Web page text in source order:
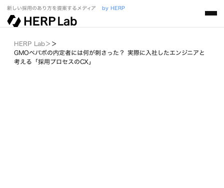
新しい採用のあり方を提案するメディア by HERP
HERP Lab＞ ＞
GMOペパボの内定者には何が刺さった？ 実際に入社したエンジニアと
考える「採用プロセスのCX」